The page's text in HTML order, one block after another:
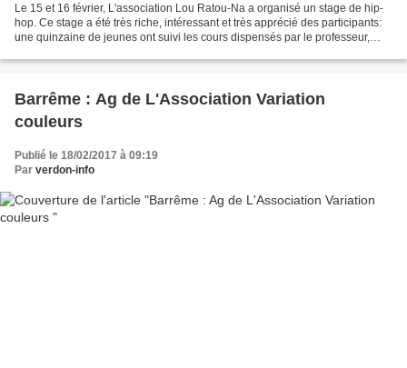
Le 15 et 16 février, L'association Lou Ratou-Na a organisé un stage de hip-
hop. Ce stage a été très riche, intéressant et très apprécié des participants:
une quinzaine de jeunes ont suivi les cours dispensés par le professeur,
Barrême : Ag de L'Association Variation
couleurs
Publié le 18/02/2017 à 09:19
Par verdon-info